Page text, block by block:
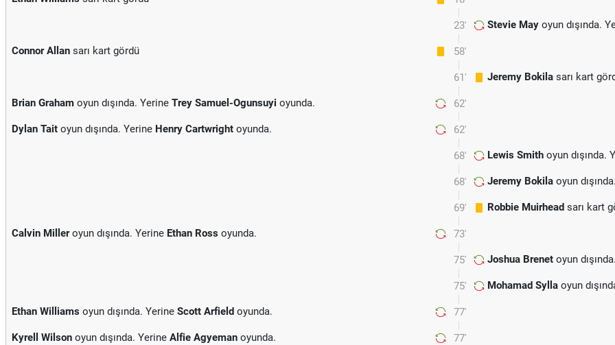
23' Stevie May oyun dışında.
58'
Connor Allan sarı kart gördü
61' Jeremy Bokila sarı kart
62'
Brian Graham oyun dışında. Yerine Trey Samuel-Ogunsuyi oyunda.
62'
Dylan Tait oyun dışında. Yerine Henry Cartwright oyunda.
68' Lewis Smith oyun dışında.
68' Jeremy Bokila oyun
69' Robbie Muirhead sarı kart
73'
Calvin Milleroyun dışında. Yerine Ethan Ross oyunda.
75' Joshua Brenet oyun
75' Mohamad Sylla oyun
77'
Ethan Williams oyun dışında. Yerine Scott Arfield oyunda.
77'
Kyrell Wilson oyun dışında. Yerine Alfie Agyeman oyunda.